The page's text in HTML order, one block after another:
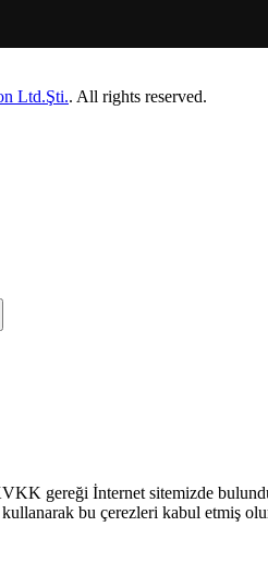
Ltd.Şti.. All rights reserved.
gereği İnternet sitemizde
bu çerezleri kabul etmiş